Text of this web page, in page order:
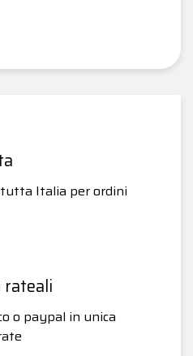
Italia per ordini
rateali
o paypal in unica